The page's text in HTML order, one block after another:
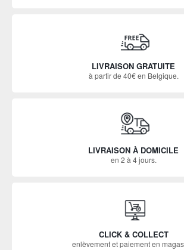
LIVRAISON GRATUITE
à partir de 40€ en Belgique.
LIVRAISON À DOMICILE
en 2 à 4 jours.
CLICK & COLLECT
enlèvement et paiement en